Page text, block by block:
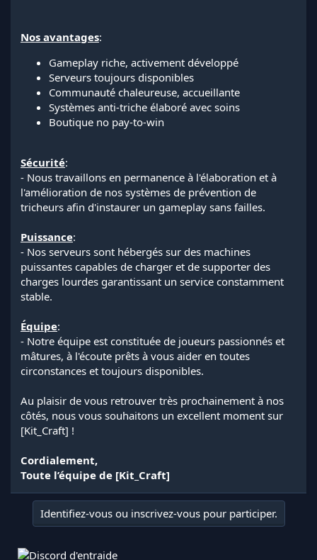
Nos avantages:
Gameplay riche, activement développé
Serveurs toujours disponibles
Communauté chaleureuse, accueillante
Systèmes anti-triche élaboré avec soins
Boutique no pay-to-win
Sécurité:
- Nous travaillons en permanence à l'élaboration et à
l'amélioration de nos systèmes de prévention de
tricheurs afin d'instaurer un gameplay sans failles.
Puissance:
- Nos serveurs sont hébergés sur des machines
puissantes capables de charger et de supporter des
charges lourdes garantissant un service constamment
stable.
Équipe:
- Notre équipe est constituée de joueurs passionnés et
mâtures, à l'écoute prêts à vous aider en toutes
circonstances et toujours disponibles.
Au plaisir de vous retrouver très prochainement à nos
côtés, nous vous souhaitons un excellent moment sur
[Kit_Craft] !
Cordialement,
Toute l’équipe de [Kit_Craft]
Identifiez-vous ou inscrivez-vous pour participer.